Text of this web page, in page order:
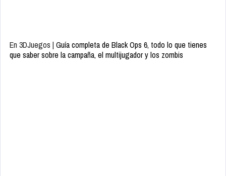
En 3DJuegos | Guía completa de Black Ops 6, todo lo que tienes
que saber sobre la campaña, el multijugador y los zombis